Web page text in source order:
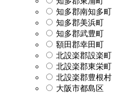
知多郡南知多町
知多郡美浜町
知多郡武豊町
額田郡幸田町
北設楽郡設楽町
北設楽郡東栄町
北設楽郡豊根村
大阪市都島区